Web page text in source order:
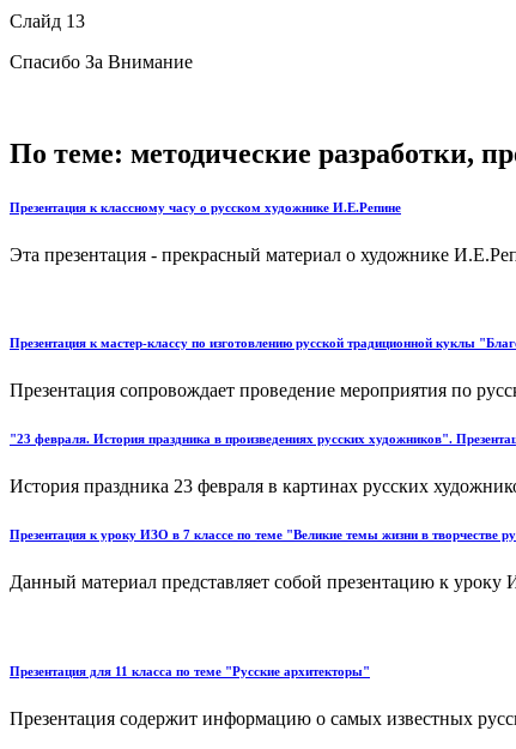
Слайд 13
Спасибо За Внимание
По теме: методические разработки,
Презентация к классному часу о русском художнике И.Е.Репине
Эта презентация - прекрасный материал о художнике
Презентация к мастер-классу по изготовлению русской традиционной куклы
Презентация сопровождает проведение мероприятия по
"23 февраля. История праздника в произведениях русских художников".
История праздника 23 февраля в картинах русских
Презентация к уроку ИЗО в 7 классе по теме "Великие темы жизни в
Данный материал представляет собой презентацию к
Презентация для 11 класса по теме "Русские архитекторы"
Презентация содержит информацию о самых известных